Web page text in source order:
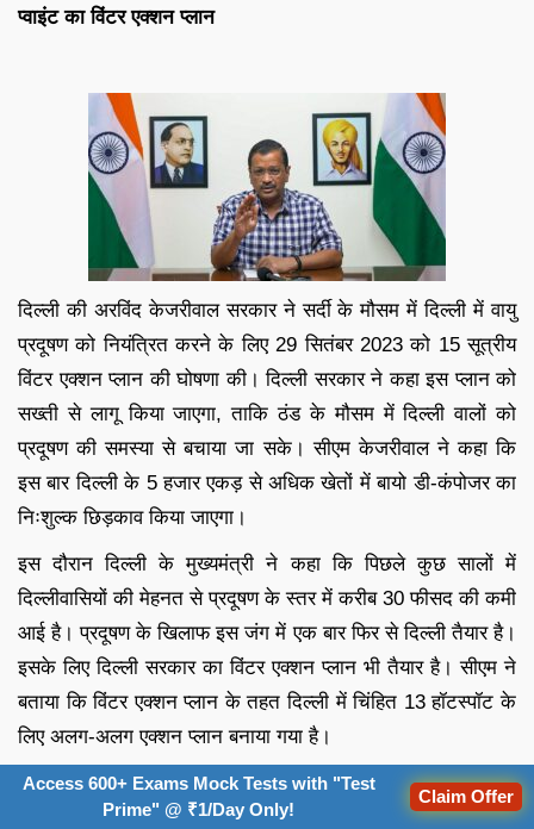
प्वाइंट का विंटर एक्शन प्लान
दिल्ली की अरविंद केजरीवाल सरकार ने सर्दी के मौसम में दिल्ली में वायु
प्रदूषण को नियंत्रित करने के लिए 29 सितंबर 2023 को 15 सूत्रीय
विंटर एक्शन प्लान की घोषणा की। दिल्ली सरकार ने कहा इस प्लान को
सख्ती से लागू किया जाएगा, ताकि ठंड के मौसम में दिल्ली वालों को
प्रदूषण की समस्या से बचाया जा सके। सीएम केजरीवाल ने कहा कि
इस बार दिल्ली के 5 हजार एकड़ से अधिक खेतों में बायो डी-कंपोजर का
निःशुल्क छिड़काव किया जाएगा।
इस दौरान दिल्ली के मुख्यमंत्री ने कहा कि पिछले कुछ सालों में
दिल्लीवासियों की मेहनत से प्रदूषण के स्तर में करीब 30 फीसद की कमी
आई है। प्रदूषण के खिलाफ इस जंग में एक बार फिर से दिल्ली तैयार है।
इसके लिए दिल्ली सरकार का विंटर एक्शन प्लान भी तैयार है। सीएम ने
बताया कि विंटर एक्शन प्लान के तहत दिल्ली में चिंहित 13 हॉटस्पॉट के
लिए अलग-अलग एक्शन प्लान बनाया गया है।
Access 600+ Exams Mock Tests with "Test
Prime" @ ₹1/Day Only!
Claim Offer